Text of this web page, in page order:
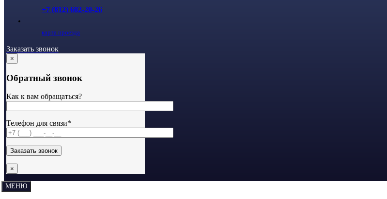
+7 (812) 602-20-26
карта проезда
Заказать звонок
×
Обратный звонок
Как к вам обращаться?
Телефон для связи*
×
МЕНЮ